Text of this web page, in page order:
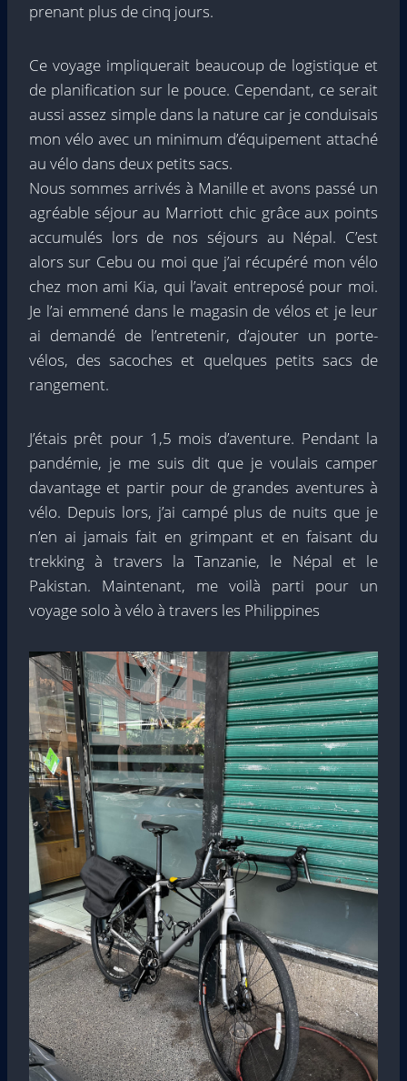
prenant plus de cinq jours.
Ce voyage impliquerait beaucoup de logistique et
de planification sur le pouce. Cependant, ce serait
aussi assez simple dans la nature car je conduisais
mon vélo avec un minimum d’équipement attaché
au vélo dans deux petits sacs.
Nous sommes arrivés à Manille et avons passé un
agréable séjour au Marriott chic grâce aux points
accumulés lors de nos séjours au Népal. C’est
alors sur Cebu ou moi que j’ai récupéré mon vélo
chez mon ami Kia, qui l’avait entreposé pour moi.
Je l’ai emmené dans le magasin de vélos et je leur
ai demandé de l’entretenir, d’ajouter un porte-
vélos, des sacoches et quelques petits sacs de
rangement.
J’étais prêt pour 1,5 mois d’aventure. Pendant la
pandémie, je me suis dit que je voulais camper
davantage et partir pour de grandes aventures à
vélo. Depuis lors, j’ai campé plus de nuits que je
n’en ai jamais fait en grimpant et en faisant du
trekking à travers la Tanzanie, le Népal et le
Pakistan. Maintenant, me voilà parti pour un
voyage solo à vélo à travers les Philippines